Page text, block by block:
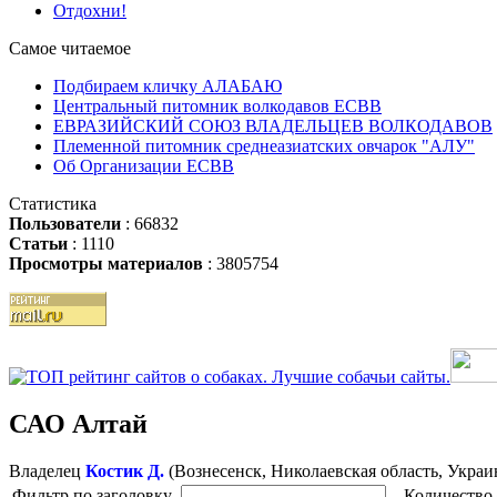
Отдохни!
Самое читаемое
Подбираем кличку АЛАБАЮ
Центральный питомник волкодавов ЕСВВ
ЕВРАЗИЙСКИЙ СОЮЗ ВЛАДЕЛЬЦЕВ ВОЛКОДАВОВ
Племенной питомник среднеазиатских овчарок "АЛУ"
Об Организации ЕСВВ
Статистика
Пользователи : 66832
Статьи : 1110
Просмотры материалов : 3805754
САО Алтай
Владелец Костик Д. (Вознесенск, Николаевская область,